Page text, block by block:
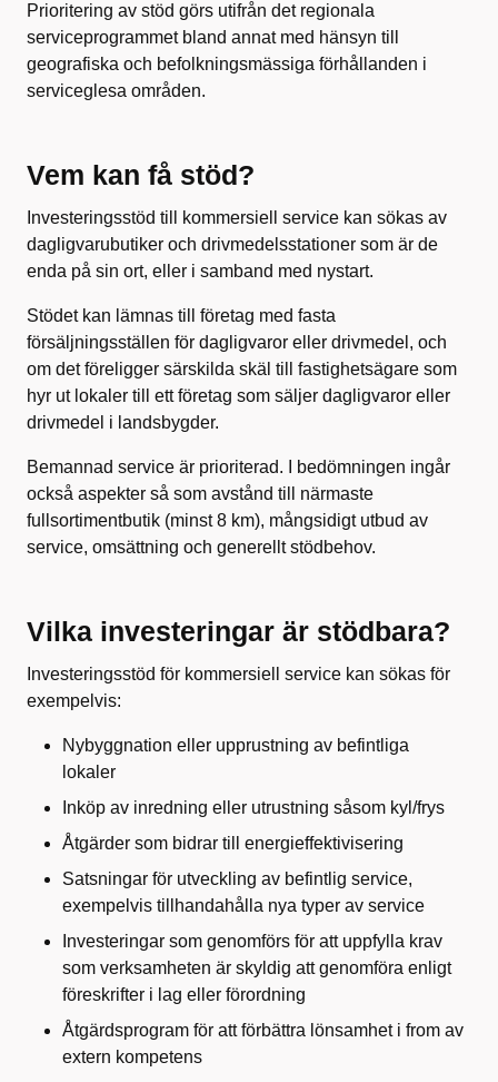
Prioritering av stöd görs utifrån det regionala
serviceprogrammet bland annat med hänsyn till
geografiska och befolkningsmässiga förhållanden i
serviceglesa områden.
Vem kan få stöd?
Investeringsstöd till kommersiell service kan sökas av
dagligvarubutiker och drivmedelsstationer som är de
enda på sin ort, eller i samband med nystart.
Stödet kan lämnas till företag med fasta
försäljningsställen för dagligvaror eller drivmedel, och
om det föreligger särskilda skäl till fastighetsägare som
hyr ut lokaler till ett företag som säljer dagligvaror eller
drivmedel i landsbygder.
Bemannad service är prioriterad. I bedömningen ingår
också aspekter så som avstånd till närmaste
fullsortimentbutik (minst 8 km), mångsidigt utbud av
service, omsättning och generellt stödbehov.
Vilka investeringar är stödbara?
Investeringsstöd för kommersiell service kan sökas för
exempelvis:
Nybyggnation eller upprustning av befintliga
lokaler
Inköp av inredning eller utrustning såsom kyl/frys
Åtgärder som bidrar till energieffektivisering
Satsningar för utveckling av befintlig service,
exempelvis tillhandahålla nya typer av service
Investeringar som genomförs för att uppfylla krav
som verksamheten är skyldig att genomföra enligt
föreskrifter i lag eller förordning
Åtgärdsprogram för att förbättra lönsamhet i from av
extern kompetens